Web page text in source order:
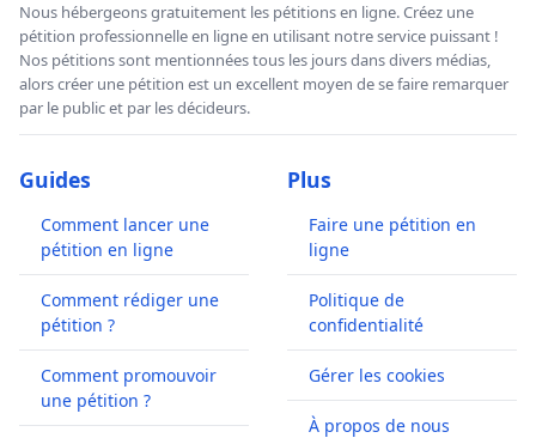
Nous hébergeons gratuitement les pétitions en ligne. Créez une
pétition professionnelle en ligne en utilisant notre service puissant !
Nos pétitions sont mentionnées tous les jours dans divers médias,
alors créer une pétition est un excellent moyen de se faire remarquer
par le public et par les décideurs.
Guides
Comment lancer une
pétition en ligne
Comment rédiger une
pétition ?
Comment promouvoir
une pétition ?
Plus
Faire une pétition en
ligne
Politique de
confidentialité
Gérer les cookies
À propos de nous